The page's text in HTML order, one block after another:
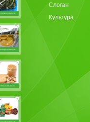
Слоган
Культура